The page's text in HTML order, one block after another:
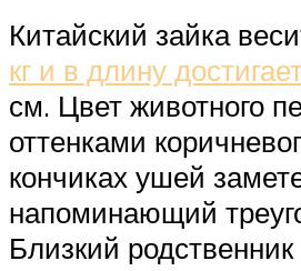
Китайский зайка
кг и в длину
см. Цвет животного
оттенками
кончиках ушей
напоминающий
Близкий